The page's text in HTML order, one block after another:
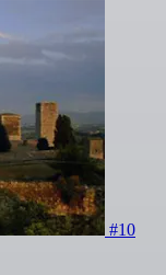
#10